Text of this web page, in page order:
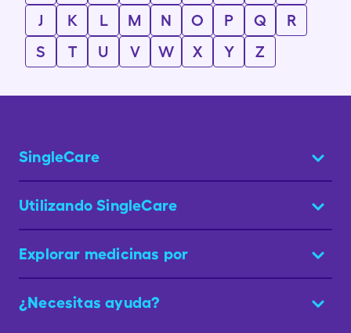
J
K L M N O P Q
R
S
T U V W X Y Z
SingleCare
Utilizando SingleCare
Explorar medicinas por
¿Necesitas ayuda?